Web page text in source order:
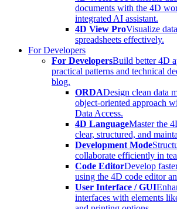
documents with the 4D
integrated AI assistant.
4D View ProVisualize
spreadsheets effectively.
For Developers
For DevelopersBuild better 4D
practical patterns and technical
blog.
ORDADesign clean data
object-oriented approach
Data Access.
4D LanguageMaster the
clear, structured, and
Development Mode
collaborate efficiently in
Code EditorDevelop
using the 4D code editor
User Interface / GUI
interfaces with elements